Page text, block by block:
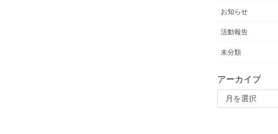
お知らせ
活動報告
未分類
アーカイブ
ア